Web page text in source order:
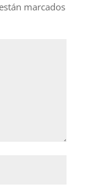
marcados